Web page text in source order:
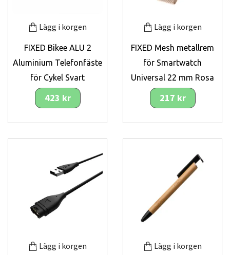
Lägg i korgen
FIXED Bikee ALU 2
Aluminium Telefonfäste
för Cykel Svart
423 kr
Lägg i korgen
FIXED Mesh metallrem
för Smartwatch
Universal 22 mm Rosa
217 kr
Lägg i korgen Lägg i korgen